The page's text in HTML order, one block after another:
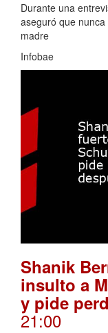
Durante una
aseguró que
madre
Infobae
Shanik
insulto a
y pide
21:00